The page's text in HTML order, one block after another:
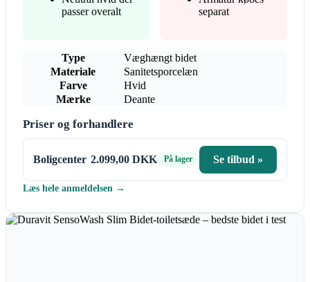
passer overalt
separat
Type
Væghængt bidet
Materiale
Sanitetsporcelæn
Farve
Hvid
Mærke
Deante
Priser og forhandlere
Boligcenter 2.099,00 DKK På lager Se tilbud »
Læs hele anmeldelsen →